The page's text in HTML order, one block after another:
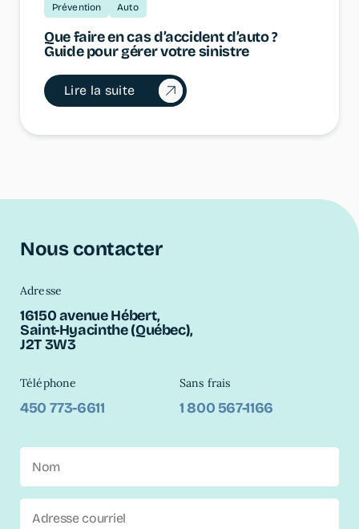
Prévention Auto
Que faire en cas d’accident d’auto ?
Guide pour gérer votre sinistre
Nous contacter
Adresse
16150 avenue Hébert,
Saint-Hyacinthe (Québec),
J2T 3W3
Téléphone
450 773-6611
Sans frais
1 800 567-1166